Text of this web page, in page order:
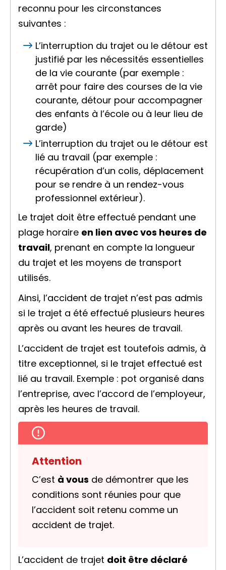
reconnu pour les circonstances
suivantes :
L’interruption du trajet ou le détour est
justifié par les nécessités essentielles
de la vie courante (par exemple :
arrêt pour faire des courses de la vie
courante, détour pour accompagner
des enfants à l’école ou à leur lieu de
garde)
L’interruption du trajet ou le détour est
lié au travail (par exemple :
récupération d’un colis, déplacement
pour se rendre à un rendez-vous
professionnel extérieur).
Le trajet doit être effectué pendant une
plage horaire en lien avec vos heures de
travail, prenant en compte la longueur
du trajet et les moyens de transport
utilisés.
Ainsi, l’accident de trajet n’est pas admis
si le trajet a été effectué plusieurs heures
après ou avant les heures de travail.
L’accident de trajet est toutefois admis, à
titre exceptionnel, si le trajet effectué est
lié au travail. Exemple : pot organisé dans
l’entreprise, avec l’accord de l’employeur,
après les heures de travail.
Attention
C’est à vous de démontrer que les
conditions sont réunies pour que
l’accident soit retenu comme un
accident de trajet.
L’accident de trajet doit être déclaré